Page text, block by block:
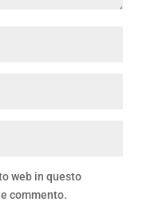
web in questo
commento.